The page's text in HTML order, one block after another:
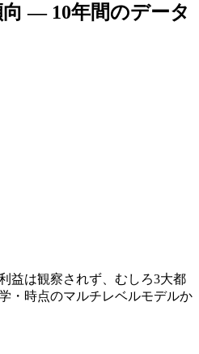
― 10年間のデータ
益は観察されず、むしろ3大都
・時点のマルチレベルモデルか